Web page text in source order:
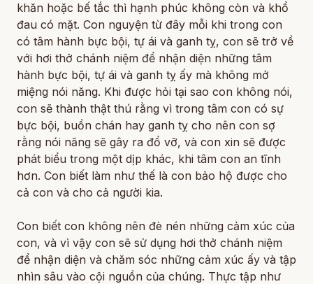
khăn hoặc bế tắc thì hạnh phúc không còn và khổ
đau có mặt. Con nguyện từ đây mỗi khi trong con
có tâm hành bực bội, tự ái và ganh tỵ, con sẽ trở về
với hơi thở chánh niệm để nhận diện những tâm
hành bực bội, tự ái và ganh tỵ ấy mà không mở
miệng nói năng. Khi được hỏi tại sao con không nói,
con sẽ thành thật thú rằng vì trong tâm con có sự
bực bội, buồn chán hay ganh tỵ cho nên con sợ
rằng nói năng sẽ gây ra đổ vỡ, và con xin sẽ được
phát biểu trong một dịp khác, khi tâm con an tĩnh
hơn. Con biết làm như thế là con bảo hộ được cho
cả con và cho cả người kia.
Con biết con không nên đè nén những cảm xúc của
con, và vì vậy con sẽ sử dụng hơi thở chánh niệm
để nhận diện và chăm sóc những cảm xúc ấy và tập
nhìn sâu vào cội nguồn của chúng. Thực tập như